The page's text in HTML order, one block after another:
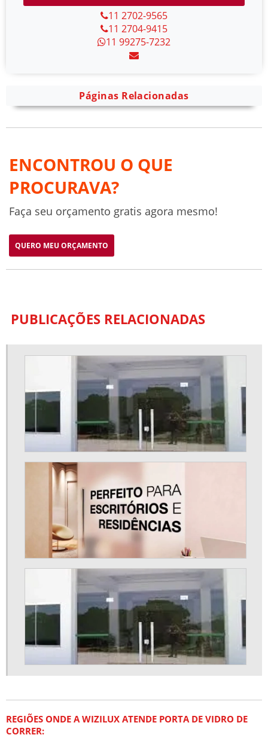
11 2702-9565
11 2704-9415
11 99275-7232
Páginas Relacionadas
ENCONTROU O QUE
PROCURAVA?
Faça seu orçamento gratis agora mesmo!
QUERO MEU ORÇAMENTO
PUBLICAÇÕES RELACIONADAS
REGIÕES ONDE A WIZILUX ATENDE PORTA DE VIDRO DE
CORRER: